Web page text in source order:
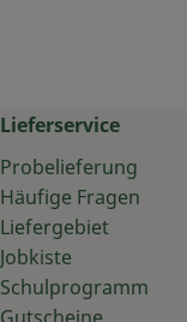
Lieferservice
Probelieferung
Häufige Fragen
Liefergebiet
Jobkiste
Schulprogramm
Gutscheine